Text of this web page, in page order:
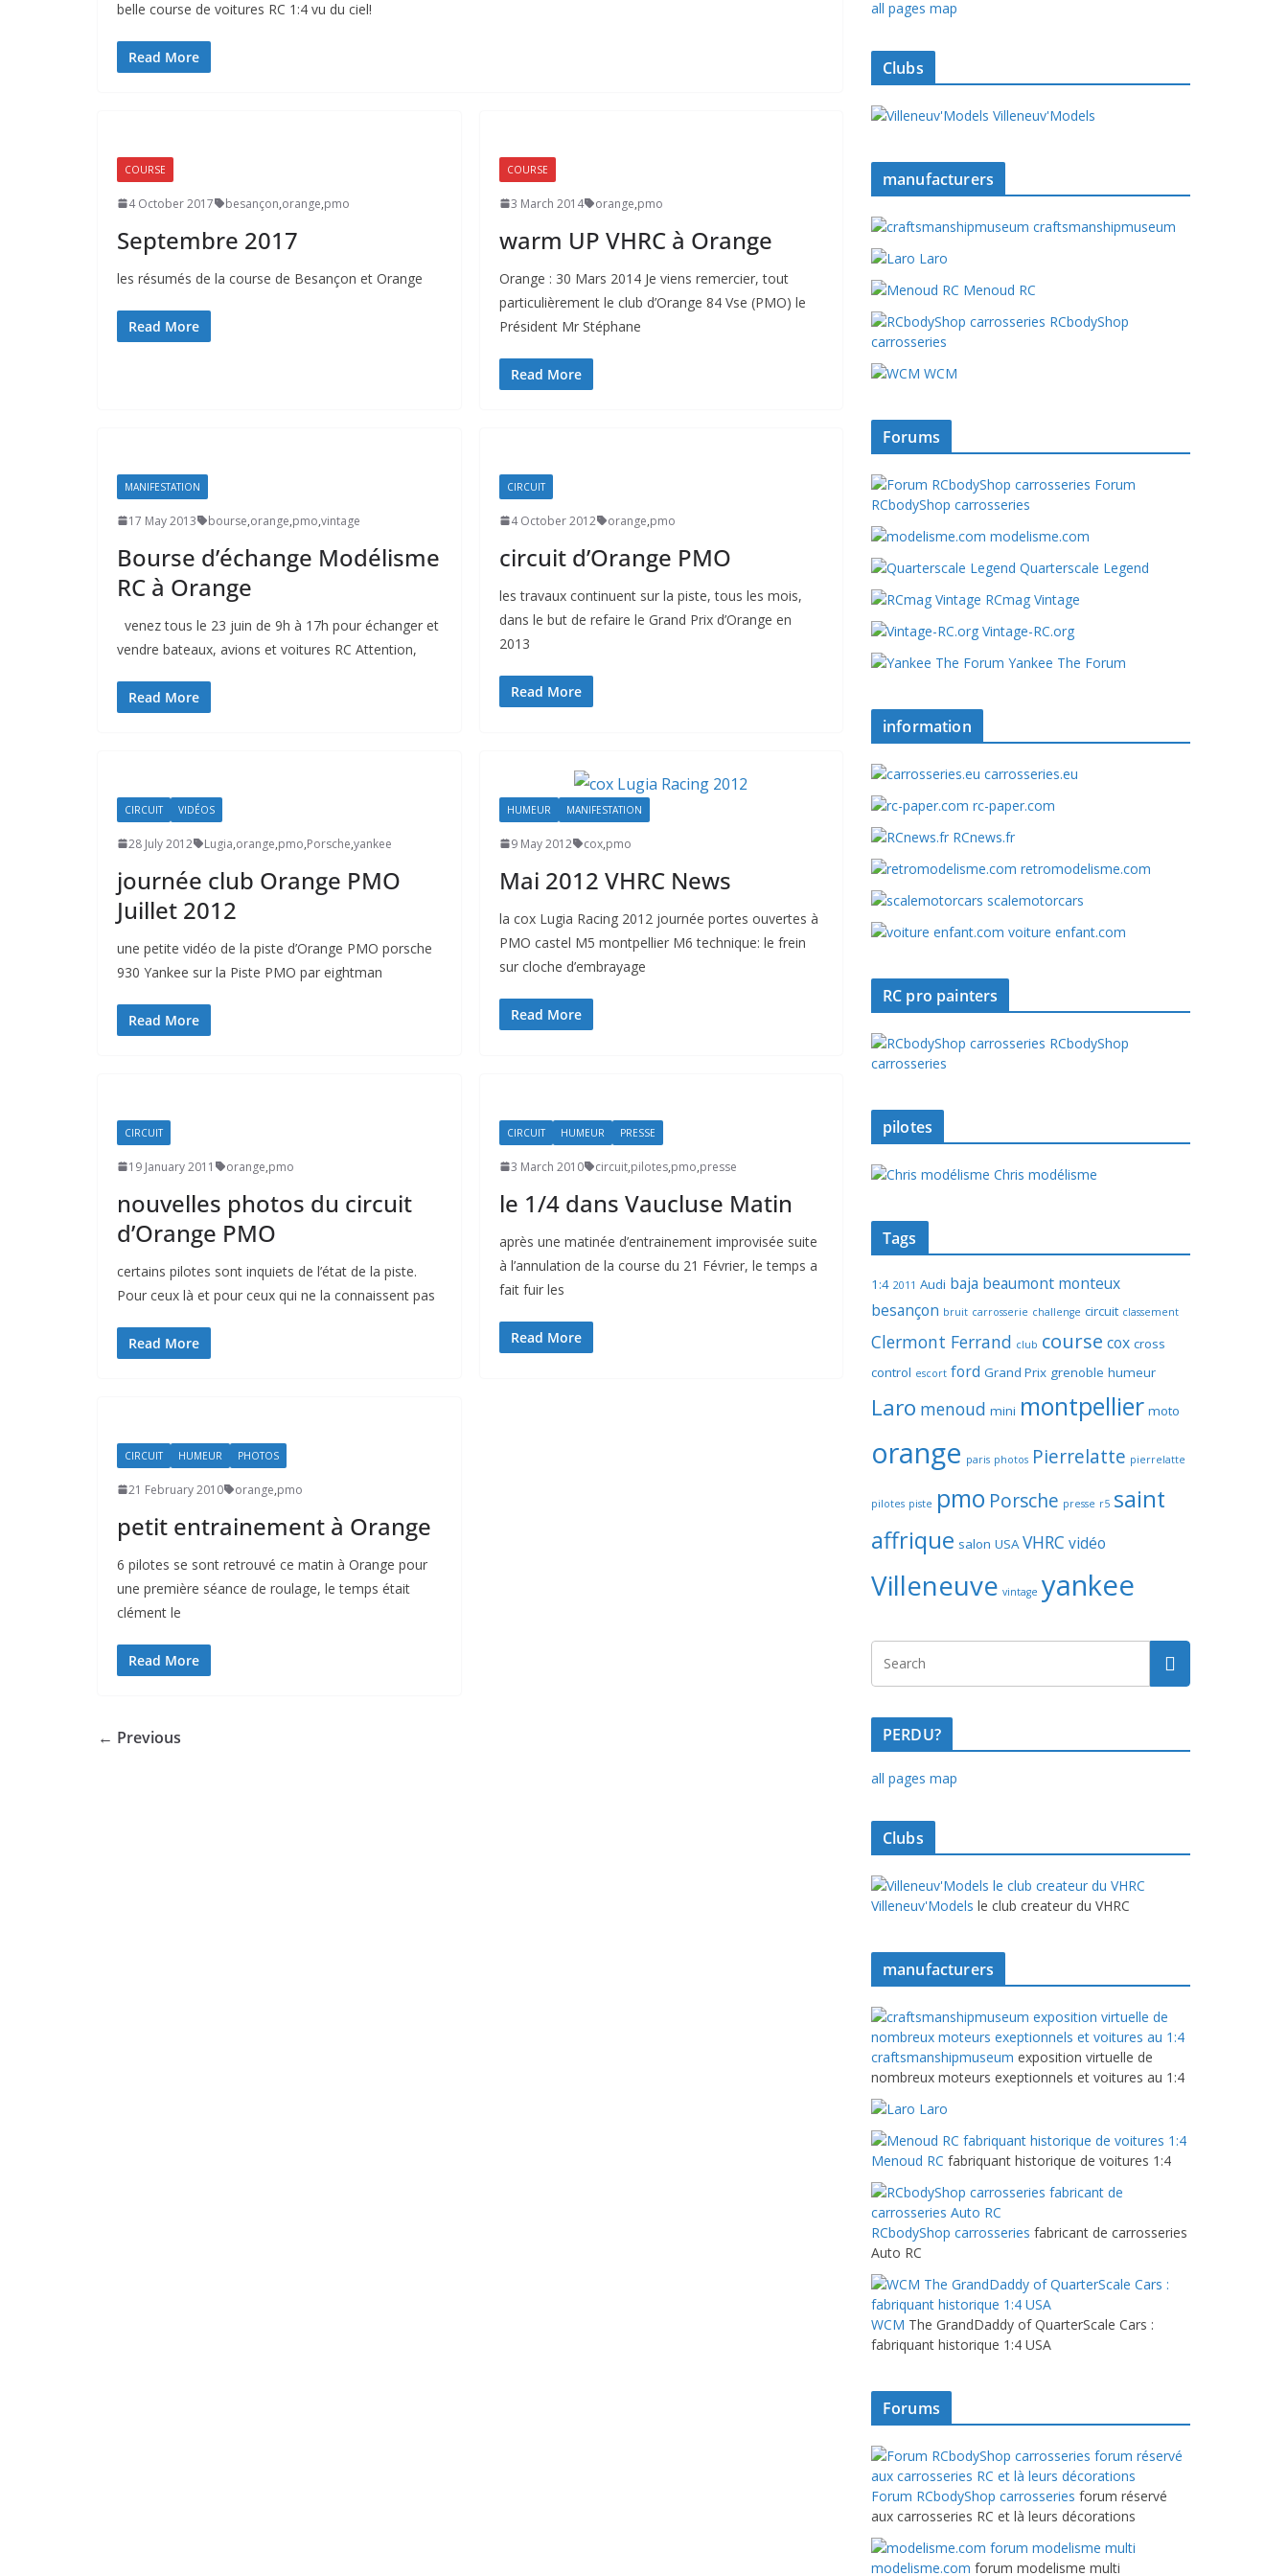
belle course de voitures RC 1:4 vu du ciel!
Read More
COURSE
4 October 2017 besançon,orange,pmo
Septembre 2017
les résumés de la course de Besançon et Orange
Read More
COURSE
3 March 2014 orange,pmo
warm UP VHRC à Orange
Orange : 30 Mars 2014 Je viens remercier, tout
particulièrement le club d’Orange 84 Vse (PMO) le
Président Mr Stéphane
Read More
MANIFESTATION
17 May 2013 bourse,orange,pmo,vintage
Bourse d’échange Modélisme
RC à Orange
venez tous le 23 juin de 9h à 17h pour échanger et
vendre bateaux, avions et voitures RC Attention,
Read More
CIRCUIT
4 October 2012 orange,pmo
circuit d’Orange PMO
les travaux continuent sur la piste, tous les mois,
dans le but de refaire le Grand Prix d’Orange en
2013
Read More
CIRCUIT VIDÉOS
28 July 2012 Lugia,orange,pmo,Porsche,yankee
journée club Orange PMO
Juillet 2012
une petite vidéo de la piste d’Orange PMO porsche
930 Yankee sur la Piste PMO par eightman
Read More
HUMEUR MANIFESTATION
9 May 2012 cox,pmo
Mai 2012 VHRC News
la cox Lugia Racing 2012 journée portes ouvertes à
PMO castel M5 montpellier M6 technique: le frein
sur cloche d’embrayage
Read More
CIRCUIT
19 January 2011 orange,pmo
nouvelles photos du circuit
d’Orange PMO
certains pilotes sont inquiets de l’état de la piste.
Pour ceux là et pour ceux qui ne la connaissent pas
Read More
CIRCUIT HUMEUR PRESSE
3 March 2010 circuit,pilotes,pmo,presse
le 1/4 dans Vaucluse Matin
après une matinée d’entrainement improvisée suite
à l’annulation de la course du 21 Février, le temps a
fait fuir les
Read More
CIRCUIT HUMEUR PHOTOS
21 February 2010 orange,pmo
petit entrainement à Orange
6 pilotes se sont retrouvé ce matin à Orange pour
une première séance de roulage, le temps était
clément le
Read More
← Previous
all pages map
Clubs
Villeneuv'Models
manufacturers
craftsmanshipmuseum
Laro
Menoud RC
RCbodyShop
carrosseries
WCM
Forums
Forum
RCbodyShop carrosseries
modelisme.com
Quarterscale Legend
RCmag Vintage
Vintage-RC.org
Yankee The Forum
information
carrosseries.eu
rc-paper.com
RCnews.fr
retromodelisme.com
scalemotorcars
voiture enfant.com
RC pro painters
RCbodyShop
carrosseries
pilotes
Chris modélisme
Tags
1:4 2011 Audi baja beaumont monteux
besançon bruit carrosserie challenge circuit classement
Clermont Ferrand club course cox cross
control escort ford Grand Prix grenoble humeur
Laro menoud mini montpellier moto
orange paris photos Pierrelatte pierrelatte
pilotes piste pmo Porsche presse r5 saint
affrique salon USA VHRC vidéo
Villeneuve vintage yankee
PERDU?
all pages map
Clubs
Villeneuv'Models le club createur du VHRC
manufacturers
craftsmanshipmuseum exposition virtuelle de
nombreux moteurs exeptionnels et voitures au 1:4
Laro
Menoud RC fabriquant historique de voitures 1:4
RCbodyShop carrosseries fabricant de carrosseries
Auto RC
WCM The GrandDaddy of QuarterScale Cars :
fabriquant historique 1:4 USA
Forums
Forum RCbodyShop carrosseries forum réservé
aux carrosseries RC et là leurs décorations
modelisme.com forum modelisme multi